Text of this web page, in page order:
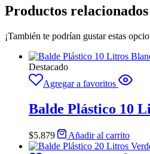
Productos relacionados
¡También te podrían gustar estas
Destacado
Agregar a favoritos
Balde Plástico 10
$5.879 Añadir al carrito